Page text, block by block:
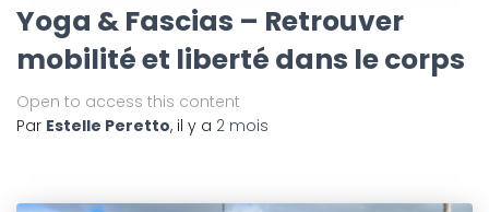
Yoga & Fascias – Retrouver
mobilité et liberté dans le corps
Open to access this content
Par Estelle Peretto, il y a 2 mois